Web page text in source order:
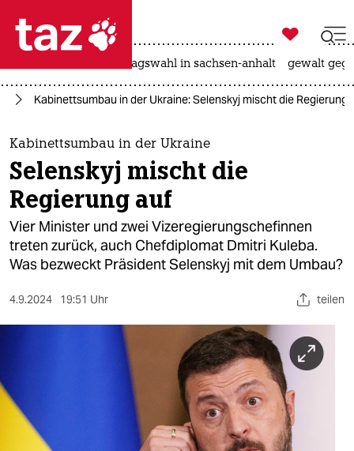
 taz zahl ich
taz zahl ich
themen
politik
öko
gesellschaft
sport
nord
wahrheit

taz zahl ich
landtagswahl in sachsen-anhalt gewalt
Kabinettsumbau in der Ukraine: Selenskyj mischt die Regierung
Kabinettsumbau in der Ukraine
Selenskyj mischt die
Regierung auf
Vier Minister und zwei Vizeregierungschefinnen
treten zurück, auch Chefdiplomat Dmitri Kuleba.
Was bezweckt Präsident Selenskyj mit dem Umbau?
4.9.2024 19:51 Uhr teilen